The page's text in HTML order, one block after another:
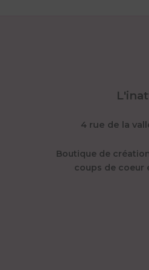
4 rue de la
Boutique de
coups de coeur